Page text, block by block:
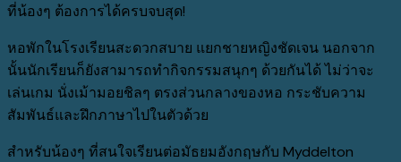
ที่น้องๆ ต้องการได้ครบจบสุด!
หอพักในโรงเรียนสะดวกสบาย แยกชายหญิงชัดเจน นอกจาก
นั้นนักเรียนก็ยังสามารถทำกิจกรรมสนุกๆ ด้วยกันได้ ไม่ว่าจะ
เล่นเกม นั่งเม้ามอยชิลๆ ตรงส่วนกลางของหอ กระชับความ
สัมพันธ์และฝึกภาษาไปในตัวด้วย
สำหรับน้องๆ ที่สนใจเรียนต่อมัธยมอังกฤษกับ Myddelton